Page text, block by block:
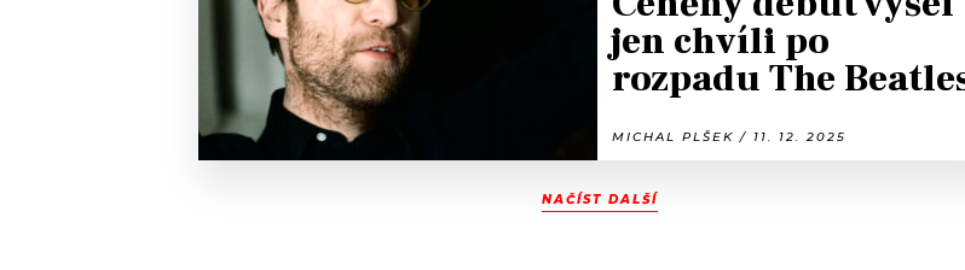
jen chvíli po
rozpadu The
MICHAL PLŠEK / 11. 12. 2025
NAČÍST DALŠÍ